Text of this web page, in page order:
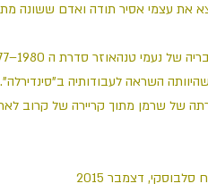
את עצמי אסיר תודה ואדם ששונה
השראה לעבודותיה
של שרמן מתוך קריירה של קרוב
סלבוסקי, דצמבר 2015